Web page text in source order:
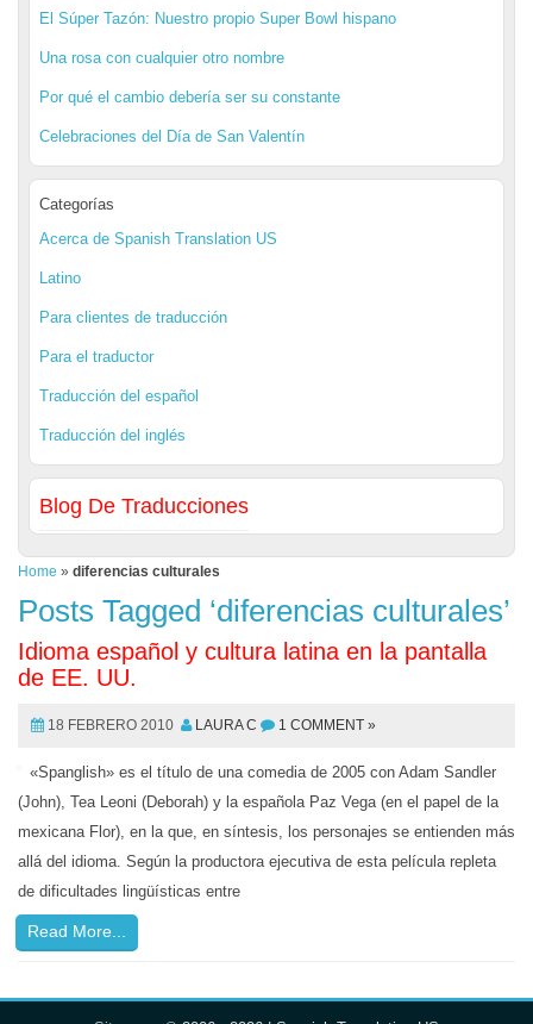
El Súper Tazón: Nuestro propio Super Bowl hispano
Una rosa con cualquier otro nombre
Por qué el cambio debería ser su constante
Celebraciones del Día de San Valentín
Categorías
Acerca de Spanish Translation US
Latino
Para clientes de traducción
Para el traductor
Traducción del español
Traducción del inglés
Blog De Traducciones
Home » diferencias culturales
Posts Tagged ‘diferencias culturales’
Idioma español y cultura latina en la pantalla
de EE. UU.
18 FEBRERO 2010 LAURA C 1 COMMENT »
«Spanglish» es el título de una comedia de 2005 con Adam Sandler
(John), Tea Leoni (Deborah) y la española Paz Vega (en el papel de la
mexicana Flor), en la que, en síntesis, los personajes se entienden más
allá del idioma. Según la productora ejecutiva de esta película repleta
de dificultades lingüísticas entre
Read More...